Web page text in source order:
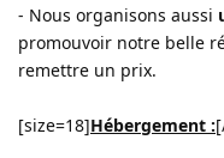
- Nous organisons aussi
promouvoir notre belle
remettre un prix.
[size=18]Hébergement :